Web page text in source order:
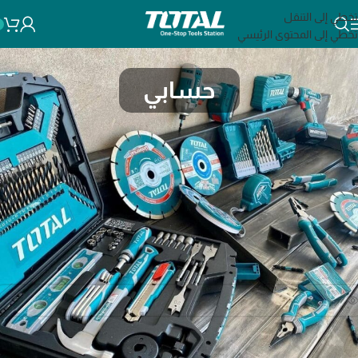
تخطي إلى التنقل
تخطي إلى المحتوى الرئيسي
حسابي
الدخول
المستخدم أو البريد الإلكتروني *
المرور*
تسجيل الدخول